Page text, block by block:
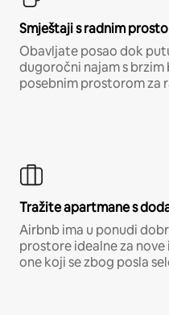
Smještaji s radnim
Obavljate posao dok
dugoročni najam s
posebnim prostorom za
Tražite apartmane s
Airbnb ima u ponudi
prostore idealne za
one koji se zbog posla